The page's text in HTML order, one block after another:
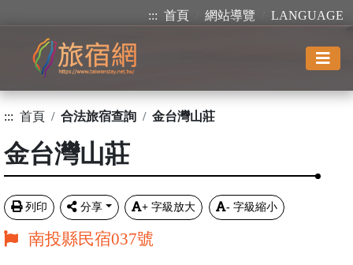
::: 首頁 網站導覽 LANGUAGE
::: 首頁 合法旅宿查詢 金台灣山莊
金台灣山莊
列印 分享 + 字級放大 - 字級縮小
南投縣民宿037號